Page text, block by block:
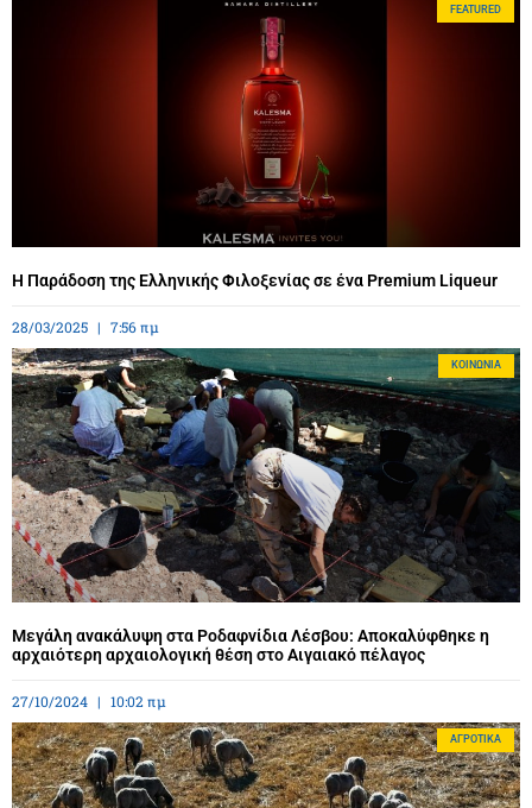
FEATURED
Η Παράδοση της Ελληνικής Φιλοξενίας σε ένα Premium Liqueur
28/03/2025 7:56 πμ
ΚΟΙΝΩΝΊΑ
Μεγάλη ανακάλυψη στα Ροδαφνίδια Λέσβου: Αποκαλύφθηκε η
αρχαιότερη αρχαιολογική θέση στο Αιγαιακό πέλαγος
27/10/2024 10:02 πμ
ΑΓΡΟΤΙΚΆ